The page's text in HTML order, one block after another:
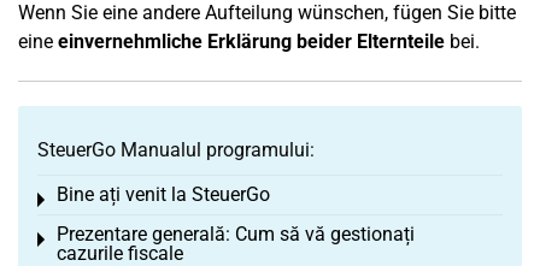
Wenn Sie eine andere Aufteilung wünschen, fügen Sie bitte
eine einvernehmliche Erklärung beider Elternteile bei.
SteuerGo Manualul programului:
Bine ați venit la SteuerGo
Toggle menu
Prezentare generală: Cum să vă gestionați
cazurile fiscale
Toggle menu